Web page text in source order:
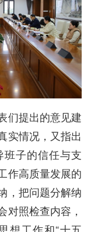
们提出的意见建
实情况，又指出
子的信任与支
作高质量发展的
，把问题分解纳
对照检查内容，